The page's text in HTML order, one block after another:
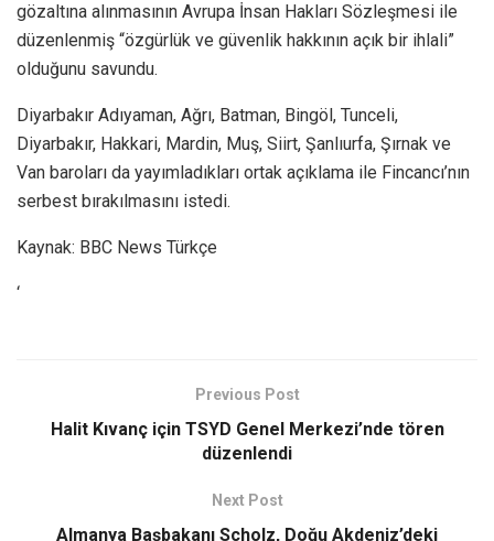
gözaltına alınmasının Avrupa İnsan Hakları Sözleşmesi ile
düzenlenmiş “özgürlük ve güvenlik hakkının açık bir ihlali”
olduğunu savundu.
Diyarbakır Adıyaman, Ağrı, Batman, Bingöl, Tunceli,
Diyarbakır, Hakkari, Mardin, Muş, Siirt, Şanlıurfa, Şırnak ve
Van baroları da yayımladıkları ortak açıklama ile Fincancı’nın
serbest bırakılmasını istedi.
Kaynak: BBC News Türkçe
‘
Previous Post
Halit Kıvanç için TSYD Genel Merkezi’nde tören
düzenlendi
Next Post
Almanya Başbakanı Scholz, Doğu Akdeniz’deki